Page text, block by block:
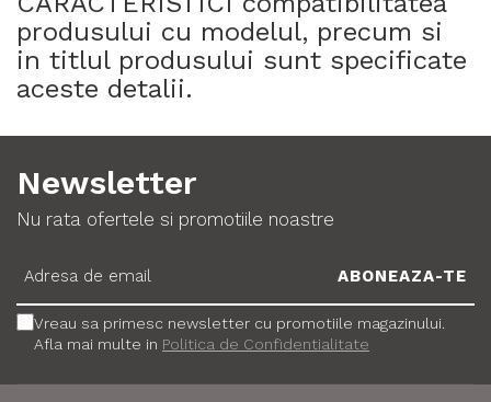
produsului cu modelul, precum si
in titlul produsului sunt specificate
aceste detalii.
Newsletter
Nu rata ofertele si promotiile noastre
Vreau sa primesc newsletter cu promotiile magazinului.
Afla mai multe in Politica de Confidentialitate